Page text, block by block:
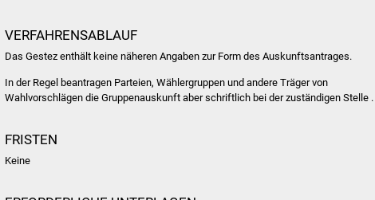
VERFAHRENSABLAUF
Das Gestez enthält keine näheren Angaben zur Form des Auskunftsantrages.
In der Regel beantragen Parteien, Wählergruppen und andere Träger von
Wahlvorschlägen die Gruppenauskunft aber schriftlich bei der zuständigen Stelle .
FRISTEN
Keine